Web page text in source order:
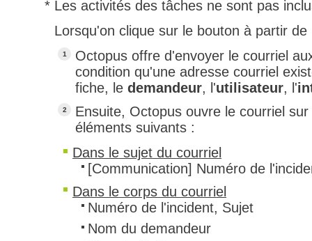
* Les activités des tâches ne sont pas
Lorsqu'on clique sur le bouton à partir de
Octopus offre d'envoyer le courriel
condition qu'une adresse courriel
fiche, le demandeur, l'utilisateur, l'
​Ensuite, Octopus ouvre le courriel
éléments suivants :
Dans le sujet du courriel
[Communication] Numéro de
Dans le corps du courriel
Numéro de l'incident, Sujet
Nom du demandeur